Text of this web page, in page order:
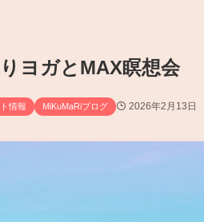
ヨガとMAX瞑想会
情報 MiKuMaRiブログ 2026年2月13日